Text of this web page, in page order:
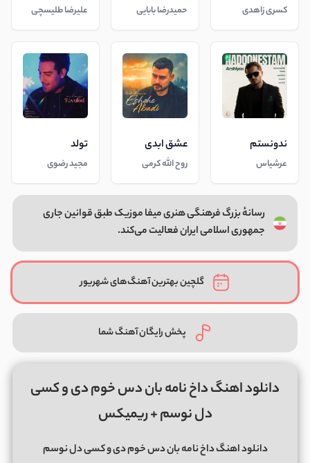
کسری زاهدی حمیدرضا بابایی علیرضا طلیسچی
ندونستم
عرشیاس
عشق ابدی
روح الله کرمی
تولد
مجید رضوی
رسانهٔ بزرگ فرهنگی هنری میفا موزیک طبق قوانین جاری
جمهوری اسلامی ایران فعالیت می‌کند.
گلچین بهترین آهنگ‌های شهریور
پخش رایگان آهنگ شما
دانلود اهنگ داخ نامه بان دس خوم دی و کسی
دل نوسم + ریمیکس
دانلود اهنگ داخ نامه بان دس خوم دی و کسی دل نوسم